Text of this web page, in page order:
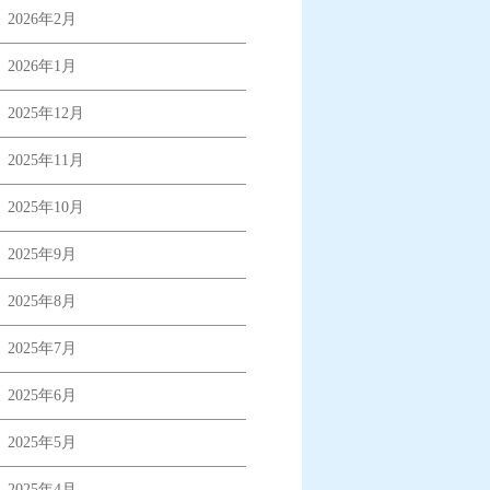
2026年2月
2026年1月
2025年12月
2025年11月
2025年10月
2025年9月
2025年8月
2025年7月
2025年6月
2025年5月